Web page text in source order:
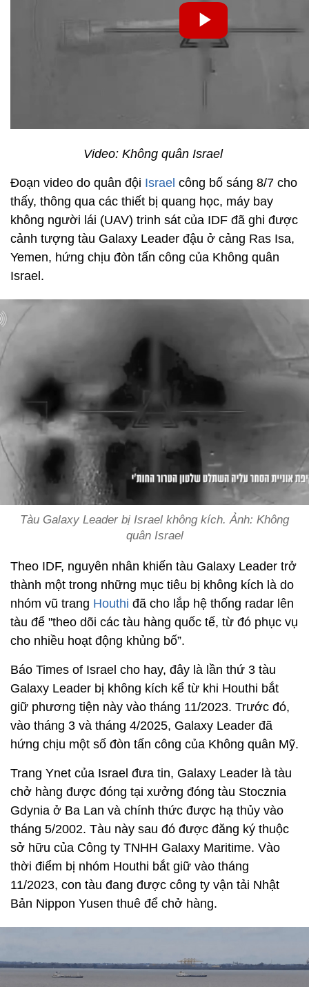
Video: Không quân Israel
Đoạn video do quân đội Israel công bố sáng 8/7 cho
thấy, thông qua các thiết bị quang học, máy bay
không người lái (UAV) trinh sát của IDF đã ghi được
cảnh tượng tàu Galaxy Leader đậu ở cảng Ras Isa,
Yemen, hứng chịu đòn tấn công của Không quân
Israel.
Tàu Galaxy Leader bị Israel không kích. Ảnh: Không
quân Israel
Theo IDF, nguyên nhân khiến tàu Galaxy Leader trở
thành một trong những mục tiêu bị không kích là do
nhóm vũ trang Houthi đã cho lắp hệ thống radar lên
tàu để "theo dõi các tàu hàng quốc tế, từ đó phục vụ
cho nhiều hoạt động khủng bố”.
Báo Times of Israel cho hay, đây là lần thứ 3 tàu
Galaxy Leader bị không kích kể từ khi Houthi bắt
giữ phương tiện này vào tháng 11/2023. Trước đó,
vào tháng 3 và tháng 4/2025, Galaxy Leader đã
hứng chịu một số đòn tấn công của Không quân Mỹ.
Trang Ynet của Israel đưa tin, Galaxy Leader là tàu
chở hàng được đóng tại xưởng đóng tàu Stocznia
Gdynia ở Ba Lan và chính thức được hạ thủy vào
tháng 5/2002. Tàu này sau đó được đăng ký thuộc
sở hữu của Công ty TNHH Galaxy Maritime. Vào
thời điểm bị nhóm Houthi bắt giữ vào tháng
11/2023, con tàu đang được công ty vận tải Nhật
Bản Nippon Yusen thuê để chở hàng.